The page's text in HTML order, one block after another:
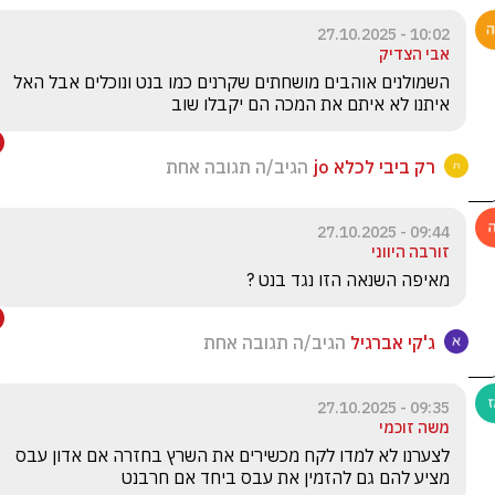
10:02 - 27.10.2025
אבי הצדיק
איתנו לא איתם את המכה הם יקבלו שוב
רק ביבי לכלא jo הגיב/ה תגובה אחת
09:44 - 27.10.2025
זורבה היווני
מאיפה השנאה הזו נגד בנט ?
ג'קי אברגיל הגיב/ה תגובה אחת
09:35 - 27.10.2025
משה זוכמי
מציע להם גם להזמין את עבס ביחד אם חרבנט